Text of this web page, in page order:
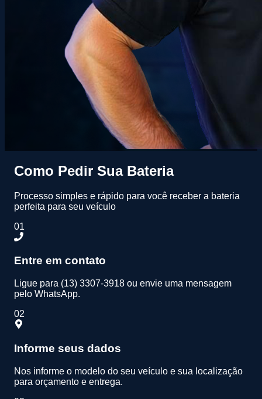
Como Pedir Sua Bateria
Processo simples e rápido para você receber a bateria
perfeita para seu veículo
01
Entre em contato
Ligue para (13) 3307-3918 ou envie uma mensagem
pelo WhatsApp.
02
Informe seus dados
Nos informe o modelo do seu veículo e sua localização
para orçamento e entrega.